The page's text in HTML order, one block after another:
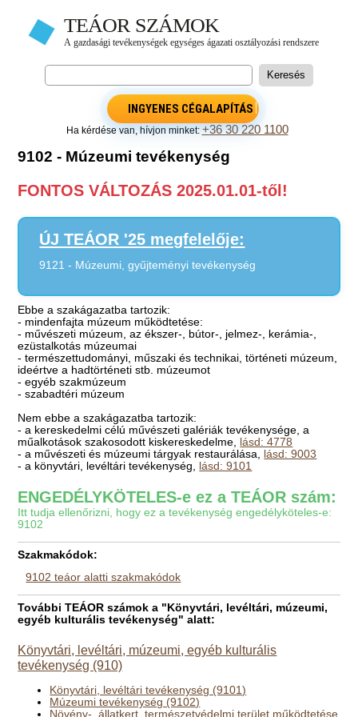
INGYENES CÉGALAPÍTÁS
Ha kérdése van, hívjon minket: +36 30 220 1100
9102 - Múzeumi tevékenység
FONTOS VÁLTOZÁS 2025.01.01-től!
ÚJ TEÁOR '25 megfelelője:
9121 - Múzeumi, gyűjteményi tevékenység
Ebbe a szakágazatba tartozik:
- mindenfajta múzeum működtetése:
- művészeti múzeum, az ékszer-, bútor-, jelmez-, kerámia-,
ezüstalkotás múzeumai
- természettudományi, műszaki és technikai, történeti múzeum,
ideértve a hadtörténeti stb. múzeumot
- egyéb szakmúzeum
- szabadtéri múzeum
Nem ebbe a szakágazatba tartozik:
- a kereskedelmi célú művészeti galériák tevékenysége, a
műalkotások szakosodott kiskereskedelme, lásd: 4778
- a művészeti és múzeumi tárgyak restaurálása, lásd: 9003
- a könyvtári, levéltári tevékenység, lásd: 9101
ENGEDÉLYKÖTELES-e ez a TEÁOR szám:
Itt tudja ellenőrizni, hogy ez a tevékenység engedélyköteles-e:
9102
Szakmakódok:
9102 teáor alatti szakmakódok
További TEÁOR számok a "Könyvtári, levéltári, múzeumi,
egyéb kulturális tevékenység" alatt:
Könyvtári, levéltári, múzeumi, egyéb kulturális
tevékenység (910)
Könyvtári, levéltári tevékenység (9101)
Múzeumi tevékenység (9102)
Növény-, állatkert, természetvédelmi terület működtetése